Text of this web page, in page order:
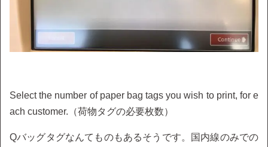
Select the number of paper bag tags you wish to print, for e
ach customer.（荷物タグの必要枚数）
Qバッグタグなんてものもあるそうです。国内線のみでの